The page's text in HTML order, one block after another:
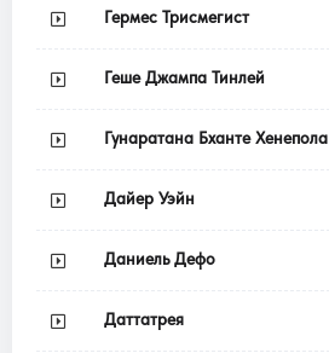
Гермес Трисмегист
Геше Джампа Тинлей
Гунаратана Бханте Хенепола
Дайер Уэйн
Даниель Дефо
Даттатрея